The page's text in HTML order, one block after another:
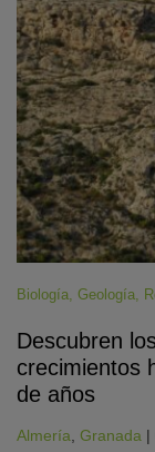
Biología, Geología,
Descubren
crecimientos
de años
Almería Granada |